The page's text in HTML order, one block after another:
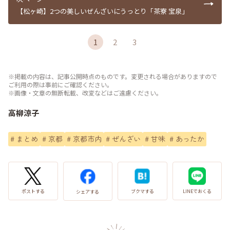
【松ヶ崎】2つの美しいぜんざいにうっとり「茶寮 宝泉」
1 2 3
※掲載の内容は、記事公開時点のものです。変更される場合がありますので
ご利用の際は事前にご確認ください。
※画像・文章の無断転載、改変などはご遠慮ください。
高柳涼子
# まとめ # 京都 # 京都市内 # ぜんざい # 甘味 # あったか
ポストする シェアする ブクマする LINEでおくる